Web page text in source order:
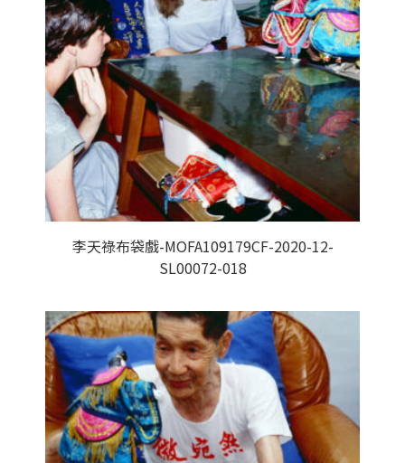
李天祿布袋戲-MOFA109179CF-2020-12-
SL00072-018